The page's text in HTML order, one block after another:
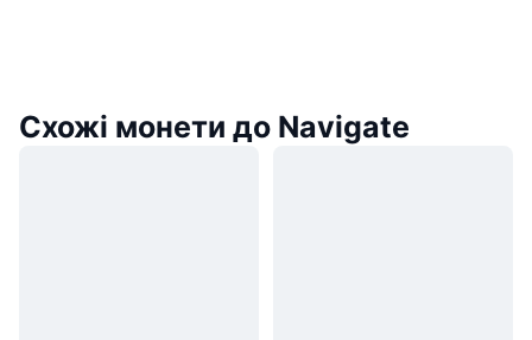
Схожі монети до Navigate